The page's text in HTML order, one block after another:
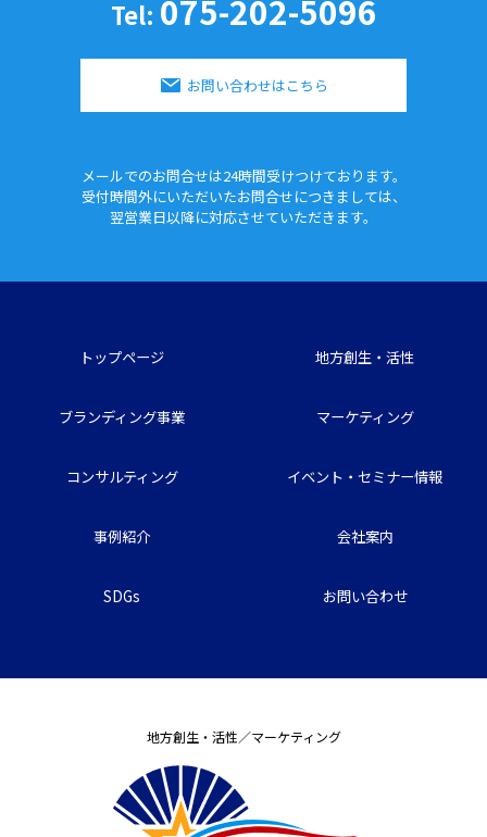
Tel: 075-202-5096
お問い合わせはこちら
メールでのお問合せは24時間受けつけております。
受付時間外にいただいたお問合せにつきましては、
翌営業日以降に対応させていただきます。
トップページ 地方創生・活性
ブランディング事業 マーケティング
コンサルティング イベント・セミナー情報
事例紹介 会社案内
SDGs お問い合わせ
地方創生・活性／マーケティング